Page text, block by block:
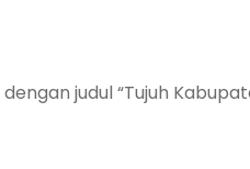
judul “Tujuh